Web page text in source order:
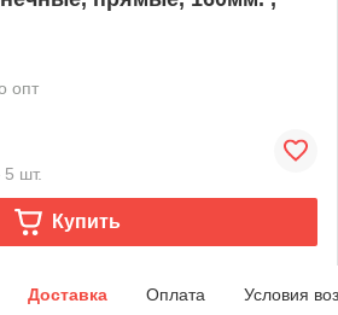
опт
шт.
Купить
Доставка Оплата Условия